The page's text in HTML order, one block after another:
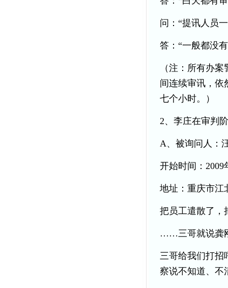
问：“提讯人员
答：“一般都没
（注：所有办
间连续审讯，依
七个小时。）
2、李庄在审判
A、被询问人：
开始时间：2009
地址：重庆市江
把员工遣散了，
……三哥就说龚
三哥给我们打招
察说不知道、不